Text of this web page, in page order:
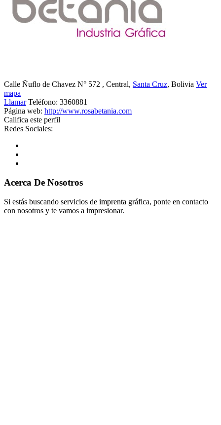
Calle Ñuflo de Chavez N° 572 , Central, Santa Cruz, Bolivia Ver
mapa
Llamar Teléfono: 3360881
Página web: http://www.rosabetania.com
Califica este perfil
Redes Sociales:
Acerca De Nosotros
Si estás buscando servicios de imprenta gráfica, ponte en contacto
con nosotros y te vamos a impresionar.